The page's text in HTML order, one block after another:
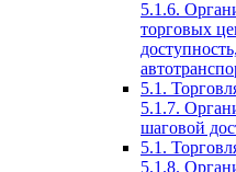
5.1.6.
торговых
5.1.
5.1.7.
шаговой
5.1.
5.1.8.